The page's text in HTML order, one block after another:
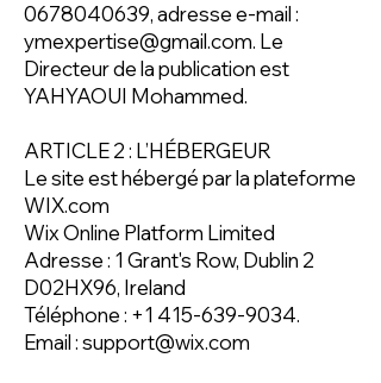
0678040639, adresse e-mail :
ymexpertise@gmail.com. Le
Directeur de la publication est
YAHYAOUI Mohammed.
ARTICLE 2 : L’HÉBERGEUR
Le site est hébergé par la plateforme
WIX.com
Wix Online Platform Limited
Adresse : 1 Grant's Row, Dublin 2
D02HX96, Ireland
Téléphone : +1 415-639-9034.
Email :support@wix.com